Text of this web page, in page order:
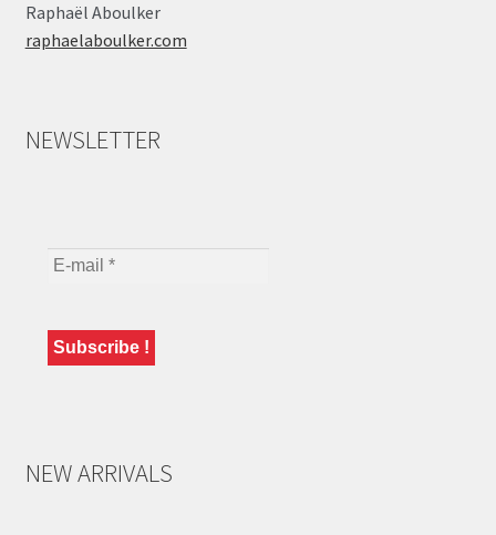
Raphaël Aboulker
raphaelaboulker.com
NEWSLETTER
NEW ARRIVALS